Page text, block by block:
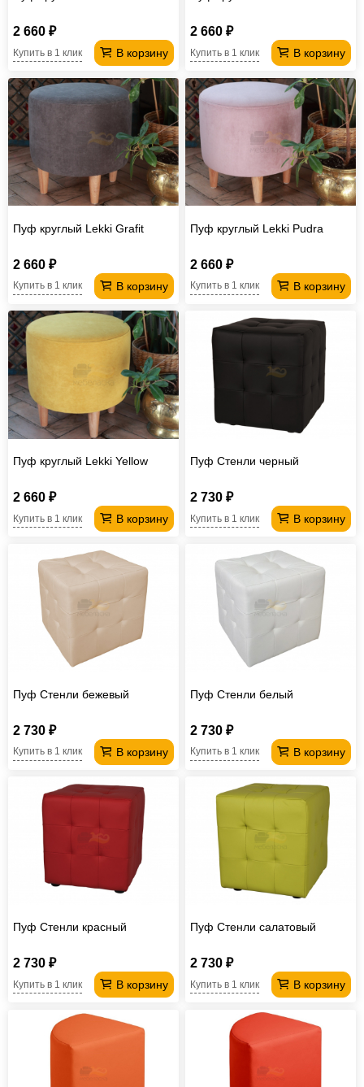
2 660 ₽
В корзину
Купить в 1 клик
2 660 ₽
В корзину
Купить в 1 клик
Пуф круглый Lekki Grafit
2 660 ₽
В корзину
Купить в 1 клик
Пуф круглый Lekki Pudra
2 660 ₽
В корзину
Купить в 1 клик
Пуф круглый Lekki Yellow
2 660 ₽
В корзину
Купить в 1 клик
Пуф Стенли черный
2 730 ₽
В корзину
Купить в 1 клик
Пуф Стенли бежевый
2 730 ₽
В корзину
Купить в 1 клик
Пуф Стенли белый
2 730 ₽
В корзину
Купить в 1 клик
Пуф Стенли красный
2 730 ₽
В корзину
Купить в 1 клик
Пуф Стенли салатовый
2 730 ₽
В корзину
Купить в 1 клик